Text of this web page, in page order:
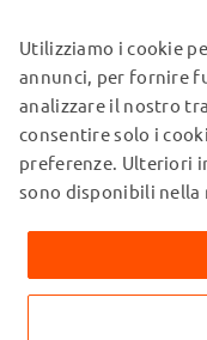
I NOSTRI
© subtel.it 2026
Tutti i prezzi
spedizione. Si prega
sulle nostre pagine
informazioni sui
Utilizziamo i cookie
annunci, per fornire
analizzare il nostro
consentire solo i
preferenze. Ulteriori
sono disponibili nella